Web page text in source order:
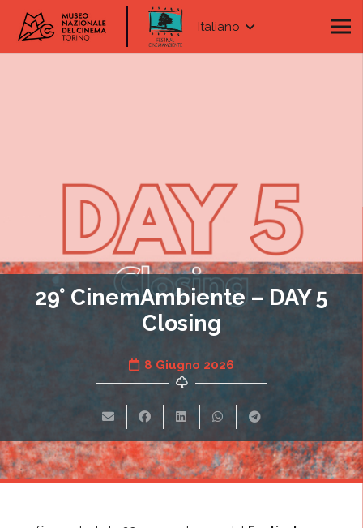
Italiano
29° CinemAmbiente – DAY 5
Closing
8 Giugno 2026